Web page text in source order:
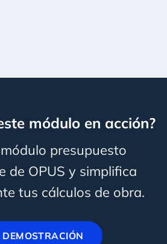
módulo en acción?
presupuesto
de OPUS y simplifica
tus cálculos de obra.
DEMOSTRACIÓN